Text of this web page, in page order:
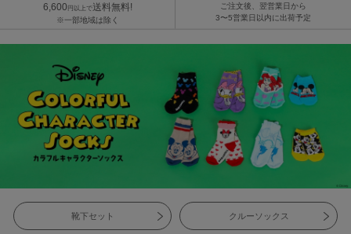
6,600 円以上で送料無料!
※一部地域は除く
ご注文後、翌営業日から
3〜5営業日以内に出荷予定
靴下セット クルーソックス